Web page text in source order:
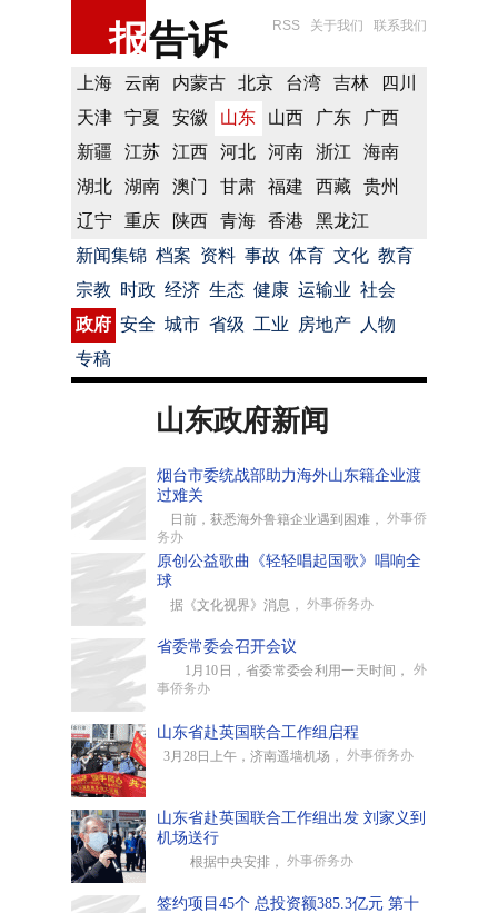
报告诉 RSS 关于我们 联系我们
上海 云南 内蒙古 北京 台湾 吉林
四川
天津
宁夏 安徽 山东 山西 广东
广西
新疆
江苏 江西 河北 河南 浙江
海南
湖北
湖南 澳门 甘肃 福建 西藏
贵州
辽宁
重庆 陕西 青海 香港
黑龙江
新闻集锦 档案 资料 事故 体育 文化 教育
宗教 时政 经济 生态 健康 运输业 社会
政府 安全 城市 省级 工业 房地产
人物
专稿
山东政府新闻
烟台市委统战部助力海外山东籍企业渡
过难关
日前，获悉海外鲁籍企业遇到困难， 外事侨
务办
原创公益歌曲《轻轻唱起国歌》唱响全
球
据《文化视界》消息， 外事侨务办
省委常委会召开会议
1月10日，省委常委会利用一天时间， 外
事侨务办
山东省赴英国联合工作组启程
3月28日上午，济南遥墙机场， 外事侨务办
山东省赴英国联合工作组出发 刘家义到
机场送行
根据中央安排， 外事侨务办
签约项目45个 总投资额385.3亿元 第十